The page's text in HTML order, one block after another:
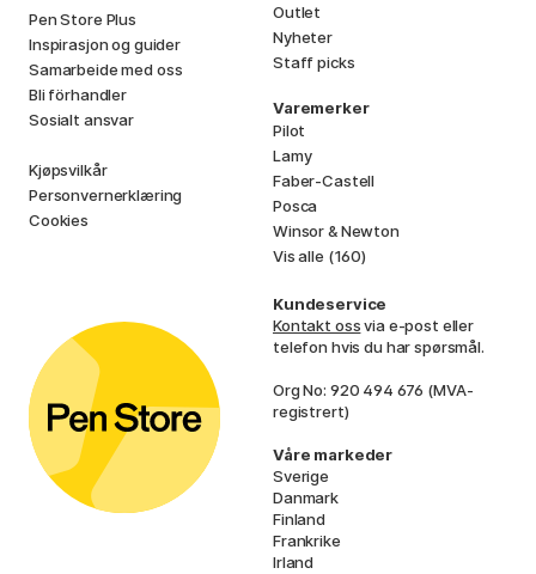
Pen Store Plus
Inspirasjon og guider
Samarbeide med oss
Bli förhandler
Sosialt ansvar
Kjøpsvilkår
Personvernerklæring
Cookies
Outlet
Nyheter
Staff picks
Varemerker
Pilot
Lamy
Faber-Castell
Posca
Winsor & Newton
Vis alle (160)
Kundeservice
Kontakt ossvia e-post eller
telefon hvis du har spørsmål.
Org No: 920 494 676 (MVA-
registrert)
Våre markeder
Sverige
Danmark
Finland
Frankrike
Irland